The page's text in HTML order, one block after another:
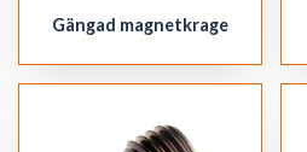
Gängad magnetkrage